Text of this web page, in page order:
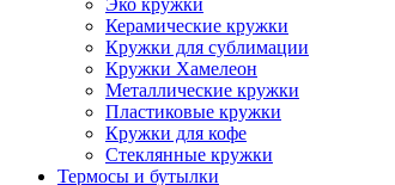
Керамические кружки
Кружки для сублимации
Кружки Хамелеон
Металлические кружки
Пластиковые кружки
Кружки для кофе
Стеклянные кружки
Термосы и бутылки